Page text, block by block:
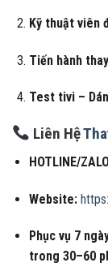
Kỹ thuật viên
Tiến hành
Test tivi –
Liên Hệ
HOTLINE/
Website:
Phục vụ 7
trong 30–60